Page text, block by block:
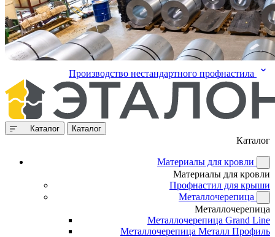
Производство нестандартного профнастила
Каталог Каталог
Каталог
Материалы для кровли
Материалы для кровли
Профнастил для крыши
Металлочерепица
Металлочерепица
Металлочерепица Grand Line
Металлочерепица Металл Профиль